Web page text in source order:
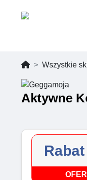
Wszystkie
Aktywne